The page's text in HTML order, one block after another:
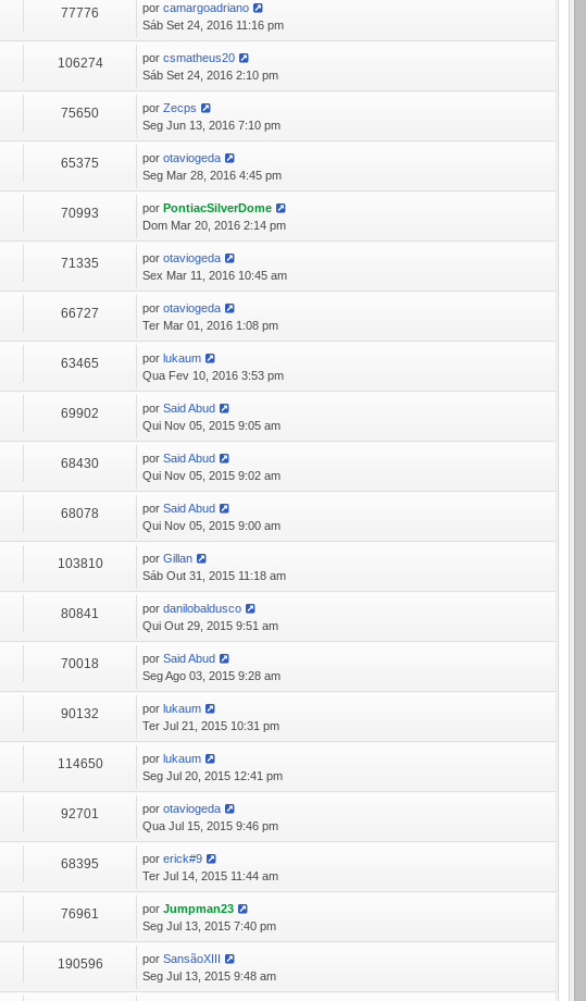
77776 porcamargoadriano
Sáb Set 24, 2016 11:16 pm
106274 porcsmatheus20
Sáb Set 24, 2016 2:10 pm
75650 porZecps
Seg Jun 13, 2016 7:10 pm
65375 porotaviogeda
Seg Mar 28, 2016 4:45 pm
70993 porPontiacSilverDome
Dom Mar 20, 2016 2:14 pm
71335 porotaviogeda
Sex Mar 11, 2016 10:45 am
66727 porotaviogeda
Ter Mar 01, 2016 1:08 pm
63465 porlukaum
Qua Fev 10, 2016 3:53 pm
69902 porSaid Abud
Qui Nov 05, 2015 9:05 am
68430 porSaid Abud
Qui Nov 05, 2015 9:02 am
68078 porSaid Abud
Qui Nov 05, 2015 9:00 am
103810 porGillan
Sáb Out 31, 2015 11:18 am
80841 pordanilobaldusco
Qui Out 29, 2015 9:51 am
70018 porSaid Abud
Seg Ago 03, 2015 9:28 am
90132 porlukaum
Ter Jul 21, 2015 10:31 pm
114650 porlukaum
Seg Jul 20, 2015 12:41 pm
92701 porotaviogeda
Qua Jul 15, 2015 9:46 pm
68395 porerick#9
Ter Jul 14, 2015 11:44 am
76961 porJumpman23
Seg Jul 13, 2015 7:40 pm
190596 porSansãoXIII
Seg Jul 13, 2015 9:48 am